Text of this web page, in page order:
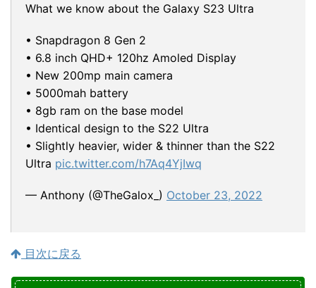
What we know about the Galaxy S23 Ultra
• Snapdragon 8 Gen 2
• 6.8 inch QHD+ 120hz Amoled Display
• New 200mp main camera
• 5000mah battery
• 8gb ram on the base model
• Identical design to the S22 Ultra
• Slightly heavier, wider & thinner than the S22
Ultra pic.twitter.com/h7Aq4YjIwq
— Anthony (@TheGalox_) October 23, 2022
目次に戻る